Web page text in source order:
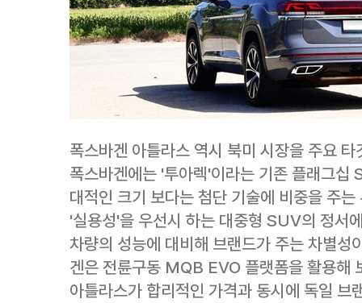
폭스바겐 아틀라스 역시 북미 시장을 주요
폭스바겐에는 '투아렉'이라는 기존 플래그십
대적인 크기 보다는 첨단 기술에 비중을 주
'실용성'을 우선시 하는 대중형 SUV의 정서
차량의 성능에 대비해 브랜드가 주는 차별성
겐은 전륜구동 MQB EVO 플랫폼을 활용해
아틀라스가 합리적인 가격과 동시에 독일 브